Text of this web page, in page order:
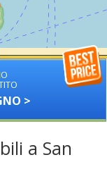
>
a San